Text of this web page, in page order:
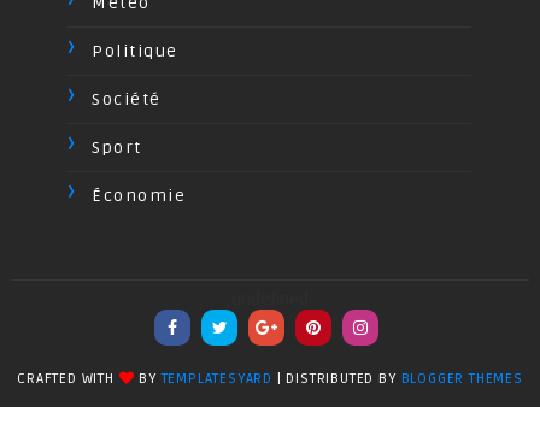
Politique
Société
Sport
Économie
CRAFTED WITH BYTEMPLATESYARD | DISTRIBUTED BY BLOGGER THEMES